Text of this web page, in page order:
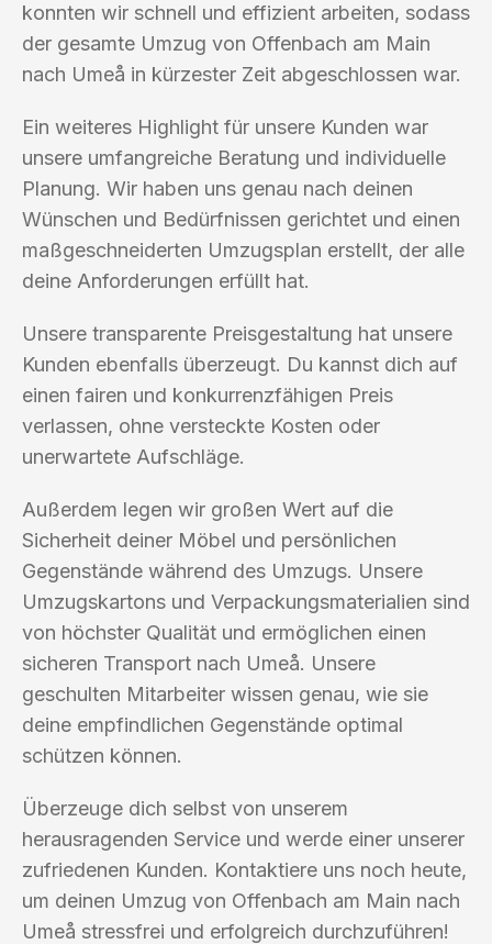
konnten wir schnell und effizient arbeiten, sodass
der gesamte Umzug von Offenbach am Main
nach Umeå in kürzester Zeit abgeschlossen war.
Ein weiteres Highlight für unsere Kunden war
unsere umfangreiche Beratung und individuelle
Planung. Wir haben uns genau nach deinen
Wünschen und Bedürfnissen gerichtet und einen
maßgeschneiderten Umzugsplan erstellt, der alle
deine Anforderungen erfüllt hat.
Unsere transparente Preisgestaltung hat unsere
Kunden ebenfalls überzeugt. Du kannst dich auf
einen fairen und konkurrenzfähigen Preis
verlassen, ohne versteckte Kosten oder
unerwartete Aufschläge.
Außerdem legen wir großen Wert auf die
Sicherheit deiner Möbel und persönlichen
Gegenstände während des Umzugs. Unsere
Umzugskartons und Verpackungsmaterialien sind
von höchster Qualität und ermöglichen einen
sicheren Transport nach Umeå. Unsere
geschulten Mitarbeiter wissen genau, wie sie
deine empfindlichen Gegenstände optimal
schützen können.
Überzeuge dich selbst von unserem
herausragenden Service und werde einer unserer
zufriedenen Kunden. Kontaktiere uns noch heute,
um deinen Umzug von Offenbach am Main nach
Umeå stressfrei und erfolgreich durchzuführen!